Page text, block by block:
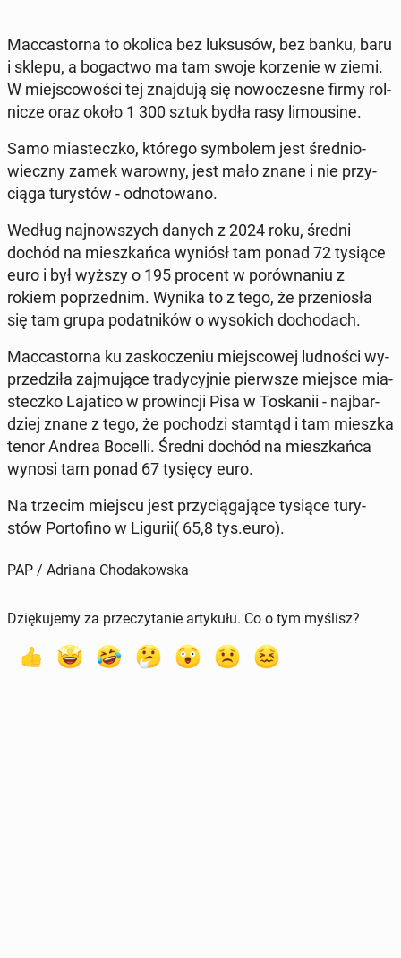
Mac­ca­stor­na to okolica bez luk­su­sów, bez banku, baru
i sklepu, a bo­gac­two ma tam swoje ko­rze­nie w ziemi.
W miej­sco­wo­ści tej znaj­du­ją się no­wo­cze­sne firmy rol­
ni­cze oraz około 1 300 sztuk bydła rasy li­mo­usi­ne.
Samo mia­stecz­ko, którego sym­bo­lem jest śre­dnio­
wiecz­ny zamek warowny, jest mało znane i nie przy­
cią­ga tu­ry­stów - od­no­to­wa­no.
Według naj­now­szych danych z 2024 roku, średni
dochód na miesz­kań­ca wyniósł tam ponad 72 tysiące
euro i był wyższy o 195 procent w po­rów­na­niu z
rokiem po­przed­nim. Wynika to z tego, że prze­nio­sła
się tam grupa po­dat­ni­ków o wy­so­kich do­cho­dach.
Mac­ca­stor­na ku za­sko­cze­niu miej­sco­wej lud­no­ści wy­
prze­dzi­ła zaj­mu­ją­ce tra­dy­cyj­nie pierw­sze miejsce mia­
stecz­ko La­ja­ti­co w pro­win­cji Pisa w To­ska­nii - naj­bar­
dziej znane z tego, że po­cho­dzi stamtąd i tam mieszka
tenor Andrea Bocelli. Średni dochód na miesz­kań­ca
wynosi tam ponad 67 tysięcy euro.
Na trzecim miejscu jest przy­cią­ga­ją­ce tysiące tu­ry­
stów Por­to­fi­no w Ligurii( 65,8 tys.euro).
PAP / Adriana Chodakowska
Dziękujemy za przeczytanie artykułu. Co o tym myślisz?